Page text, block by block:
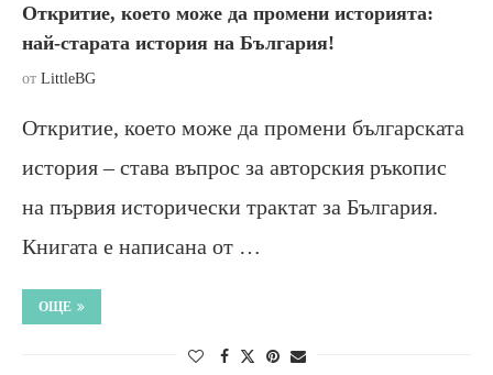
Откритие, което може да промени историята:
най-старата история на България!
от LittleBG
Откритие, което може да промени българската
история – става въпрос за авторския ръкопис
на първия исторически трактат за България.
Книгата е написана от …
ОЩЕ